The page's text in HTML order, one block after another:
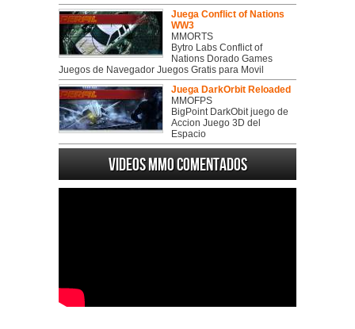
Juega Conflict of Nations
WW3
MMORTS
Bytro Labs Conflict of
Nations Dorado Games
Juegos de Navegador Juegos Gratis para Movil
Juega DarkOrbit Reloaded
MMOFPS
BigPoint DarkObit juego de
Accion Juego 3D del
Espacio
Videos MMO Comentados